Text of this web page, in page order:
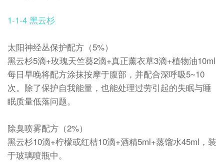
1-1-4 黑云杉
太阳神经丛保护配方（5%）
黑云杉5滴+玫瑰天竺葵2滴+真正薰衣草3滴+植物油10ml
每日早晚将配方涂抹按摩于腹部，并配合深呼吸5~10
次。除了保护自我能量，也能处理过劳引起的失眠与睡
眠质量低落问题。
除臭喷雾配方（2%）
黑云杉10滴+柠檬或红桔10滴+酒精5ml+蒸馏水45ml，装
于玻璃喷瓶中。